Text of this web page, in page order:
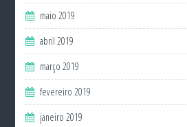
maio 2019
abril 2019
março 2019
fevereiro 2019
janeiro 2019